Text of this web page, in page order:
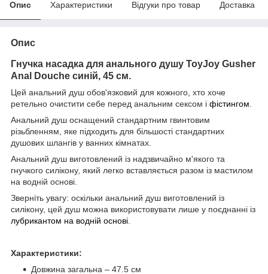
Опис Характеристики Відгуки про товар Доставка
Опис
Гнучка насадка для анального душу ToyJoy Gusher
Anal Douche синій, 45 см.
Цей анальний душ обов'язковий для кожного, хто хоче
ретельно очистити себе перед анальним сексом і фістингом
Анальний душ оснащений стандартним гвинтовим
різьбленням, яке підходить для більшості стандартних
душових шлангів у ванних кімнатах.
Анальний душ виготовлений із надзвичайно м'якого та
гнучкого силікону, який легко вставляється разом із мастилом
на водній основі.
Зверніть увагу: оскільки анальний душ виготовлений із
силікону, цей душ можна використовувати лише у поєднанні із
лубрикантом на водній основі
Характеристики:
Довжина загальна – 47.5 см